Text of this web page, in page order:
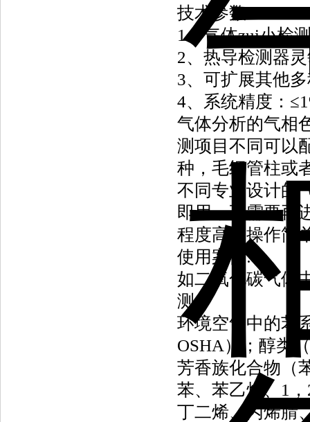
技术参数：
1、气体zui小检
2、热导检测器
3、可扩展其他
4、系统精度：
气体分析的气相
测项目不同可以
种，毛细管柱或
不同专业设计的
即用，不需要再
程度高，操作简
使用案例:
如二氧化碳气体
测；
环境空气中的苯
OSHA）；醇类
芳香族化合物（
苯、苯乙烯、1
丁二烯、丙烯腈